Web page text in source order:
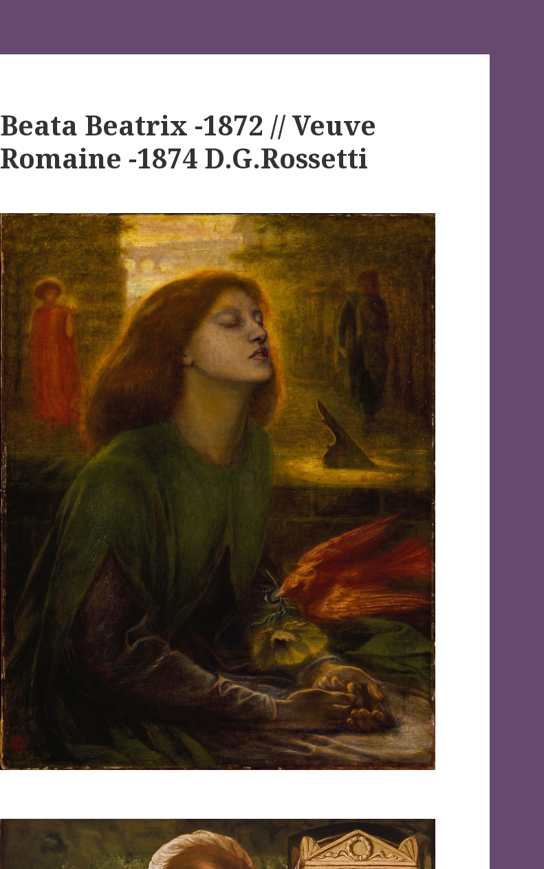
Beata Beatrix -1872 // Veuve
Romaine -1874 D.G.Rossetti